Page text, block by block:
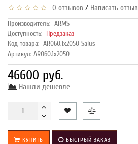
0 отзывов / Написать отзыв
Производитель: ARMS
Доступность: Предзаказ
Код товара: AR060.1х2050 Salus
Артикул: AR060.1х2050
46600 руб.
Нашли дешевле
КУПИТЬ БЫСТРЫЙ ЗАКАЗ